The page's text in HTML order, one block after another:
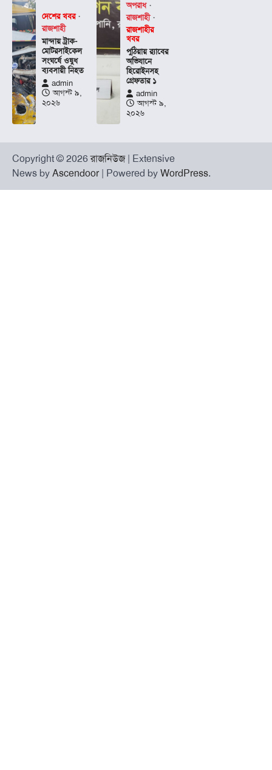
দেশের খবর
রাজশাহী
মান্দায় ট্রাক-
মোটরসাইকেল
সংঘর্ষে ওষুধ
ব্যবসায়ী নিহত
admin
আগস্ট ৯,
২০২৬
অপরাধ
রাজশাহী
রাজশাহীর
খবর
পুঠিয়ায় র‍্যাবের
অভিযানে
হিরোইনসহ
গ্রেফতার ১
admin
আগস্ট ৯,
২০২৬
Copyright © 2026রাজনিউজ| Extensive
News by Ascendoor| Powered by WordPress.